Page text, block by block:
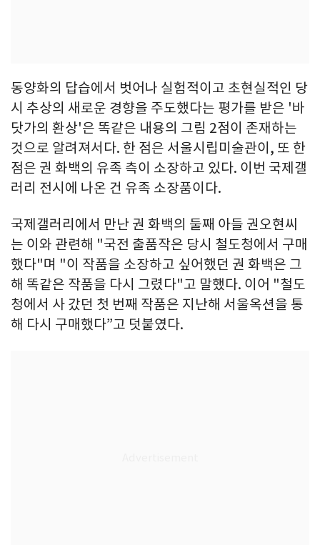
동양화의 답습에서 벗어나 실험적이고 초현실적인 당
시 추상의 새로운 경향을 주도했다는 평가를 받은 '바
닷가의 환상'은 똑같은 내용의 그림 2점이 존재하는
것으로 알려져서다. 한 점은 서울시립미술관이, 또 한
점은 권 화백의 유족 측이 소장하고 있다. 이번 국제갤
러리 전시에 나온 건 유족 소장품이다.
국제갤러리에서 만난 권 화백의 둘째 아들 권오현씨
는 이와 관련해 "국전 출품작은 당시 철도청에서 구매
했다"며 "이 작품을 소장하고 싶어했던 권 화백은 그
해 똑같은 작품을 다시 그렸다"고 말했다. 이어 "철도
청에서 사 갔던 첫 번째 작품은 지난해 서울옥션을 통
해 다시 구매했다”고 덧붙였다.